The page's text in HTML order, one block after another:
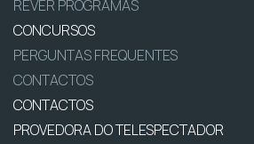
REVER PROGRAMAS
CONCURSOS
PERGUNTAS FREQUENTES
CONTACTOS
CONTACTOS
PROVEDORA DO TELESPECTADOR